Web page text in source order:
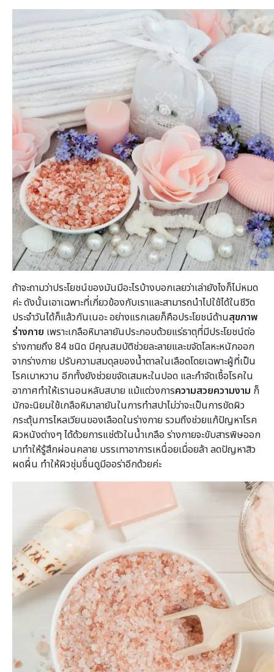
ถ้าจะถามว่าประโยชน์ของมันมีอะไรบ้างบอกเลยว่าเล่ายังไงก็ไม่หมด
ค่ะ ดังนั้นเอาเฉพาะที่เกี่ยวข้องกับเราและสามารถนำไปใช้ได้ในชีวิต
ประจำวันได้ก็แล้วกันเนอะ อย่างแรกเลยก็คือประโยชน์ด้านสุขภาพ
ร่างกาย เพราะเกลือหิมาลายันประกอบด้วยแร่ธาตุที่มีประโยชน์ต่อ
ร่างกายถึง 84 ชนิด มีคุณสมบัติช่วยละลายและขจัดโลหะหนักออก
จากร่างกาย ปรับความสมดุลของน้ำตาลในเลือดโดยเฉพาะผู้ที่เป็น
โรคเบาหวาน อีกทั้งยังช่วยขจัดเสมหะในปอด และกำจัดเชื้อโรคใน
อากาศทำให้เรานอนหลับสบาย แม้แต่วงการความสวยความงาม ก็
มักจะนิยมใช้เกลือหิมาลายันในการทำสปาไม่ว่าจะเป็นการขัดผิว
กระตุ้นการไหลเวียนของเลือดในร่างกาย รวมถึงช่วยแก้ปัญหาโรค
ผิวหนังต่างๆ ได้ด้วยการแช่ตัวในน้ำเกลือ ร่างกายจะขับสารพิษออก
มาทำให้รู้สึกผ่อนคลาย บรรเทาอาการเหนื่อยเมื่อยล้า ลดปัญหาสิว
ผดผื่น ทำให้ผิวชุ่มชื่นดูมีออร่าอีกด้วยค่ะ